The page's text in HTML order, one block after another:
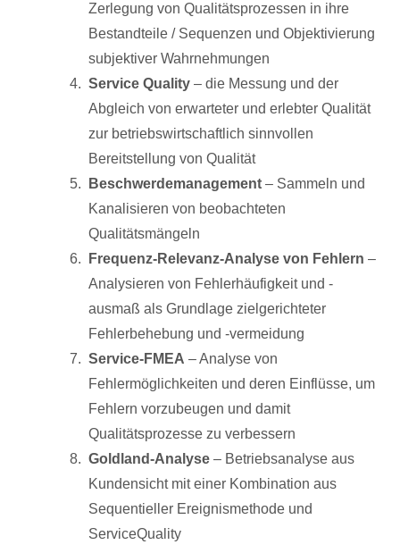
Zerlegung von Qualitätsprozessen in ihre
Bestandteile / Sequenzen und Objektivierung
subjektiver Wahrnehmungen
Service Quality – die Messung und der
Abgleich von erwarteter und erlebter Qualität
zur betriebswirtschaftlich sinnvollen
Bereitstellung von Qualität
Beschwerdemanagement – Sammeln und
Kanalisieren von beobachteten
Qualitätsmängeln
Frequenz-Relevanz-Analyse von Fehlern –
Analysieren von Fehlerhäufigkeit und -
ausmaß als Grundlage zielgerichteter
Fehlerbehebung und -vermeidung
Service-FMEA – Analyse von
Fehlermöglichkeiten und deren Einflüsse, um
Fehlern vorzubeugen und damit
Qualitätsprozesse zu verbessern
Goldland-Analyse – Betriebsanalyse aus
Kundensicht mit einer Kombination aus
Sequentieller Ereignismethode und
ServiceQuality